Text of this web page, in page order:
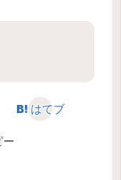
はてブ
ー